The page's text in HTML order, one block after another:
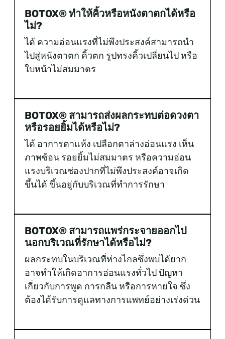
BOTOX® ทำให้คิ้วหรือหนังตาตกได้หรือ
ไม่?
ได้ ความอ่อนแรงที่ไม่พึงประสงค์สามารถนำ
ไปสู่หนังตาตก คิ้วตก รูปทรงคิ้วเปลี่ยนไป หรือ
ใบหน้าไม่สมมาตร
BOTOX® สามารถส่งผลกระทบต่อดวงตา
หรือรอยยิ้มได้หรือไม่?
ได้ อาการตาแห้ง เปลือกตาล่างอ่อนแรง เห็น
ภาพซ้อน รอยยิ้มไม่สมมาตร หรือความอ่อน
แรงบริเวณช่องปากที่ไม่พึงประสงค์อาจเกิด
ขึ้นได้ ขึ้นอยู่กับบริเวณที่ทำการรักษา
BOTOX® สามารถแพร่กระจายออกไป
นอกบริเวณที่รักษาได้หรือไม่?
ผลกระทบในบริเวณที่ห่างไกลซึ่งพบได้ยาก
อาจทำให้เกิดอาการอ่อนแรงทั่วไป ปัญหา
เกี่ยวกับการพูด การกลืน หรือการหายใจ ซึ่ง
ต้องได้รับการดูแลทางการแพทย์อย่างเร่งด่วน